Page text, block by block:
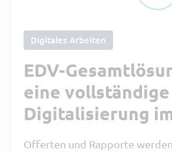
Digitales Arbeiten
EDV-
eine vollständige
Digitalisierung
Offerten und Rapporte